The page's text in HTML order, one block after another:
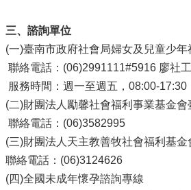
三、諮詢單位
(一)臺南市政府社會局婦女及兒童少年
聯絡電話：(06)2991111#5916 廖社工
服務時間：週一至週五，08:00-17:30
(二)財團法人勵馨社會福利事業基金
聯絡電話：(06)3582995
(三)財團法人天主教善牧社會福利基金
聯絡電話：(06)3124626
(四)全國未成年懷孕諮詢專線